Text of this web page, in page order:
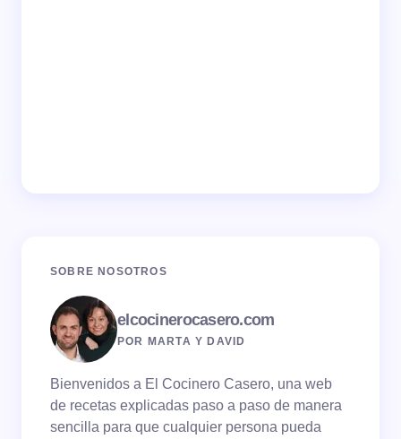
SOBRE NOSOTROS
elcocinerocasero.com
POR MARTA Y DAVID
Bienvenidos a El Cocinero Casero, una web
de recetas explicadas paso a paso de manera
sencilla para que cualquier persona pueda